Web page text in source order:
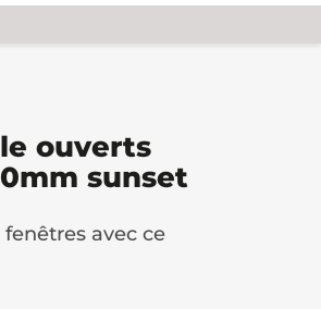
ouverts
sunset
avec ce